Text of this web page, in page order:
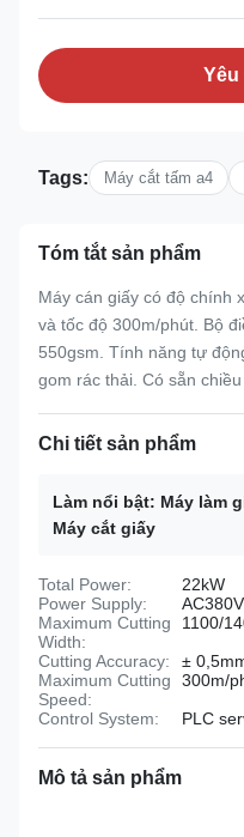
Yêu
Tags: Máy cắt tấm a4
Tóm tắt sản phẩm
Máy cán giấy có độ chính
và tốc độ 300m/phút. Bộ
550gsm. Tính năng tự
gom rác thải. Có sẵn
Chi tiết sản phẩm
Làm nổi bật: Máy làm
Máy cắt giấy
Total Power:
22kW
Power Supply:
Maximum Cutting
Width:
1100/
Cutting Accuracy:
±
Maximum Cutting
Speed:
300m/
Control System:
PLC
Mô tả sản phẩm